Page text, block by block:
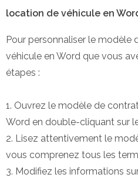
location de véhicule en
Pour personnaliser le
véhicule en Word que vous
étapes :
1. Ouvrez le modèle de
Word en double-cliquant sur
2. Lisez attentivement le
vous comprenez tous les
3. Modifiez les informations